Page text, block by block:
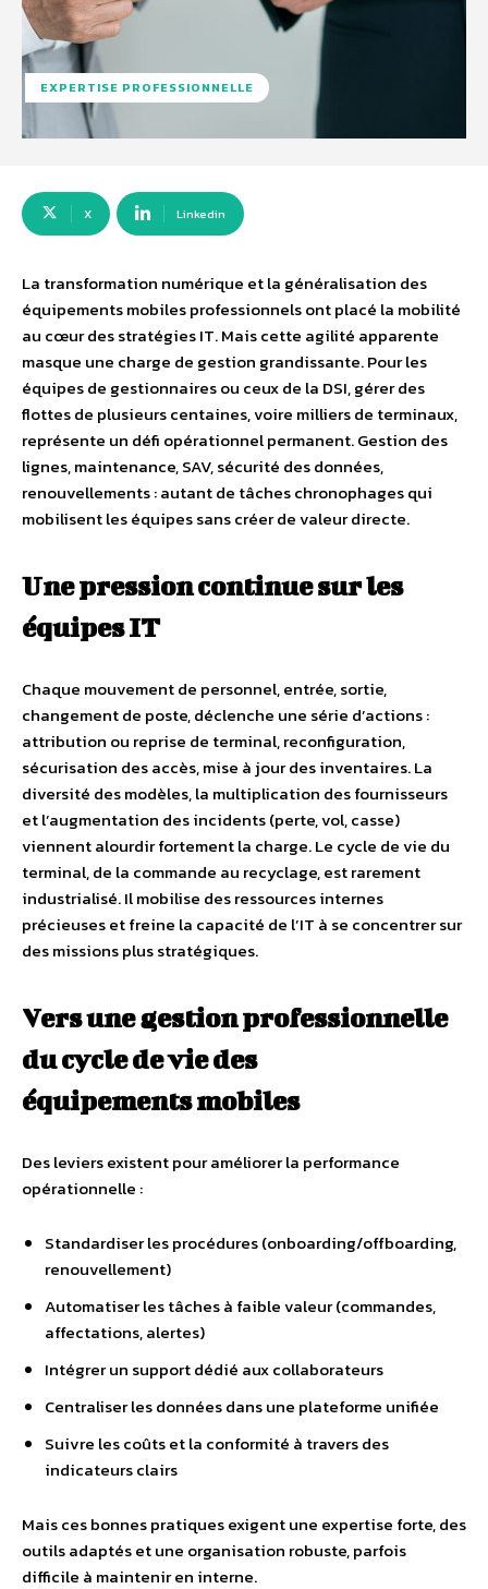
EXPERTISE PROFESSIONNELLE
X Linkedin
La transformation numérique et la généralisation des
équipements mobiles professionnels ont placé la mobilité
au cœur des stratégies IT. Mais cette agilité apparente
masque une charge de gestion grandissante. Pour les
équipes de gestionnaires ou ceux de la DSI, gérer des
flottes de plusieurs centaines, voire milliers de terminaux,
représente un défi opérationnel permanent. Gestion des
lignes, maintenance, SAV, sécurité des données,
renouvellements : autant de tâches chronophages qui
mobilisent les équipes sans créer de valeur directe.
Une pression continue sur les
équipes IT
Chaque mouvement de personnel, entrée, sortie,
changement de poste, déclenche une série d’actions :
attribution ou reprise de terminal, reconfiguration,
sécurisation des accès, mise à jour des inventaires. La
diversité des modèles, la multiplication des fournisseurs
et l’augmentation des incidents (perte, vol, casse)
viennent alourdir fortement la charge. Le cycle de vie du
terminal, de la commande au recyclage, est rarement
industrialisé. Il mobilise des ressources internes
précieuses et freine la capacité de l’IT à se concentrer sur
des missions plus stratégiques.
Vers une gestion professionnelle
du cycle de vie des
équipementsmobiles
Des leviers existent pour améliorer la performance
opérationnelle :
Standardiser les procédures (onboarding/offboarding,
renouvellement)
Automatiser les tâches à faible valeur (commandes,
affectations, alertes)
Intégrer un support dédié aux collaborateurs
Centraliser les données dans une plateforme unifiée
Suivre les coûts et la conformité à travers des
indicateurs clairs
Mais ces bonnes pratiques exigent une expertise forte, des
outils adaptés et une organisation robuste, parfois
difficile à maintenir en interne.